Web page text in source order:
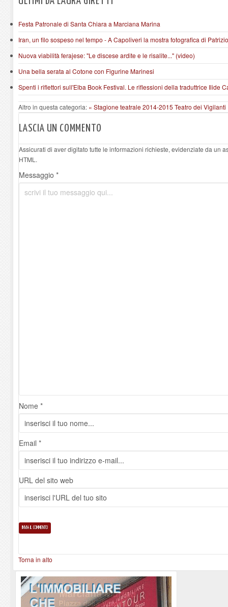
Festa Patronale di Santa Chiara a Marciana Marina
Iran, un filo sospeso nel tempo - A Capoliveri la mostra fotografica di
Nuova viabilità ferajese: "Le discese ardite e le risalite..." (video)
Una bella serata al Cotone con Figurine Marinesi
Spenti i riflettori sull'Elba Book Festival. Le riflessioni della traduttrice Ilide
Altro in questa categoria: « Stagione teatrale 2014-2015 Teatro dei Vigilanti
LASCIA UN COMMENTO
Assicurati di aver digitato tutte le informazioni richieste, evidenziate da un
HTML.
Messaggio *
Nome *
Email *
URL del sito web
Torna in alto